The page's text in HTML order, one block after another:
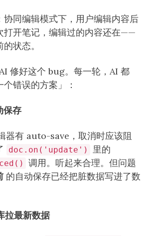
协同编辑模式下，用户编辑内容后
打开笔记，编辑过的内容还在——
状态。
修好这个 bug。每一轮，AI 都
个错误的方案」：
保存
器有 auto-save，取消时应该阻
doc.on('update') 里的
调用。听起来合理。但问题
的自动保存已经把脏数据写进了数
拉最新数据